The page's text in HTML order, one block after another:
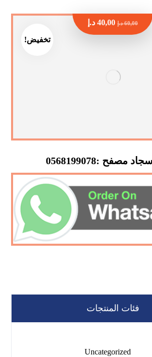
تخفيض!
مصفح :0568199078
60,00 د.إ 40,00 د.إ
فئات المنتجات
Uncategorized